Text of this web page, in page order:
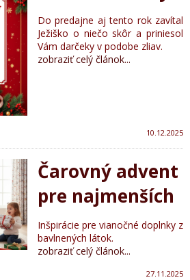
Do predajne aj tento rok zavítal
Ježiško o niečo skôr a priniesol
Vám darčeky v podobe zliav.
zobraziť celý článok...
10.12.2025
Čarovný advent
pre najmenších
Inšpirácie pre vianočné doplnky z
bavlnených látok.
zobraziť celý článok...
27.11.2025